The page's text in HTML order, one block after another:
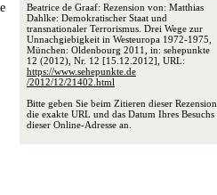
Beatrice de Graaf: Rezension von: Matthias
Dahlke: Demokratischer Staat und
transnationaler Terrorismus. Drei Wege zur
Unnachgiebigkeit in Westeuropa 1972-1975,
München: Oldenbourg 2011, in: sehepunkte
12 (2012), Nr. 12 [15.12.2012], URL:
https://www.sehepunkte.de
/2012/12/21402.html
Bitte geben Sie beim Zitieren dieser Rezension
die exakte URL und das Datum Ihres Besuchs
dieser Online-Adresse an.